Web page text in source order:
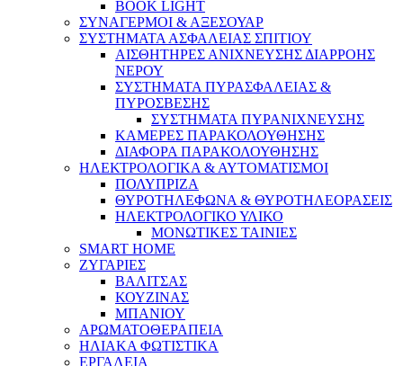
BOOK LIGHT
ΣΥΝΑΓΕΡΜΟΙ & ΑΞΕΣΟΥΑΡ
ΣΥΣΤΗΜΑΤΑ ΑΣΦΑΛΕΙΑΣ ΣΠΙΤΙΟΥ
ΑΙΣΘΗΤΗΡΕΣ ΑΝΙΧΝΕΥΣΗΣ ΔΙΑΡΡΟΗΣ
ΝΕΡΟΥ
ΣΥΣΤΗΜΑΤΑ ΠΥΡΑΣΦΑΛΕΙΑΣ &
ΠΥΡΟΣΒΕΣΗΣ
ΣΥΣΤΗΜΑΤΑ ΠΥΡΑΝΙΧΝΕΥΣΗΣ
ΚΑΜΕΡΕΣ ΠΑΡΑΚΟΛΟΥΘΗΣΗΣ
ΔΙΑΦΟΡΑ ΠΑΡΑΚΟΛΟΥΘΗΣΗΣ
ΗΛΕΚΤΡΟΛΟΓΙΚΑ & ΑΥΤΟΜΑΤΙΣΜΟΙ
ΠΟΛΥΠΡΙΖΑ
ΘΥΡΟΤΗΛΕΦΩΝΑ & ΘΥΡΟΤΗΛΕΟΡΑΣΕΙΣ
ΗΛΕΚΤΡΟΛΟΓΙΚΟ ΥΛΙΚΟ
ΜΟΝΩΤΙΚΕΣ ΤΑΙΝΙΕΣ
SMART HOME
ΖΥΓΑΡΙΕΣ
ΒΑΛΙΤΣΑΣ
ΚΟΥΖΙΝΑΣ
ΜΠΑΝΙΟΥ
ΑΡΩΜΑΤΟΘΕΡΑΠΕΙΑ
ΗΛΙΑΚΑ ΦΩΤΙΣΤΙΚΑ
ΕΡΓΑΛΕΙΑ